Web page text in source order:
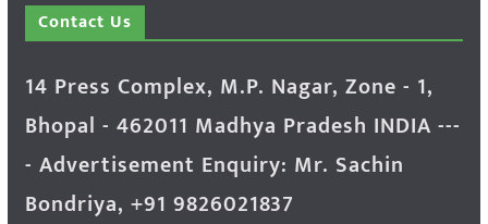
Contact Us
14 Press Complex, M.P. Nagar, Zone - 1,
Bhopal - 462011 Madhya Pradesh INDIA ---
- Advertisement Enquiry: Mr. Sachin
Bondriya, +91 9826021837